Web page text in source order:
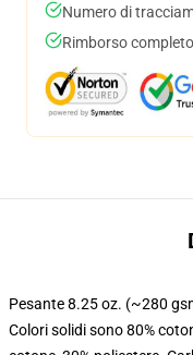
Numero di
Rimborso
Pesante 8.25 oz. (~280
Colori solidi sono 80%